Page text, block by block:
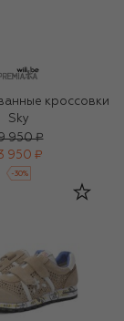
кроссовки
Sky
950 ₽
950 ₽
-30%